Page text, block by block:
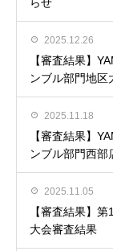
らせ
2025.12.26
【審査結果】
ンブル部門地区
2025.11.18
【審査結果】
ンブル部門西部
2025.11.05
【審査結果】
大会審査結果